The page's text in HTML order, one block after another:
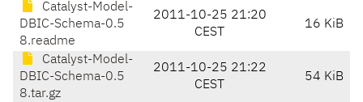
Catalyst-Model-
DBIC-Schema-0.5
8.readme
2011-10-25 21:20
CEST
16 KiB
Catalyst-Model-
DBIC-Schema-0.5
8.tar.gz
2011-10-25 21:22
CEST
54 KiB